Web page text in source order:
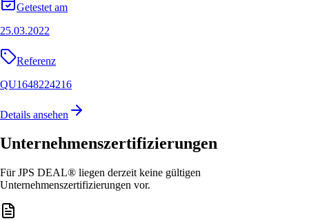
Getestet am
25.03.2022
Referenz
QU1648224216
Details ansehen
Unternehmenszertifizierungen
Für JPS DEAL® liegen derzeit keine gültigen
Unternehmenszertifizierungen vor.